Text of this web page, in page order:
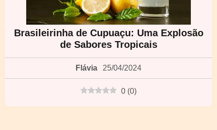
Brasileirinha de Cupuaçu: Uma Explosão
de Sabores Tropicais
Flávia 25/04/2024
0 (0)